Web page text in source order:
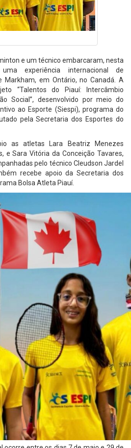
e um técnico embarcaram, nesta
experiência internacional de
Markham, em Ontário, no Canadá. A
“Talentos do Piauí: Intercâmbio
Social”, desenvolvido por meio do
ao Esporte (Siespi), programa do
pela Secretaria dos Esportes do
as atletas Lara Beatriz Menezes
e Sara Vitória da Conceição Tavares,
pelo técnico Cleudson Jardel
recebe apoio da Secretaria dos
Bolsa Atleta Piauí.